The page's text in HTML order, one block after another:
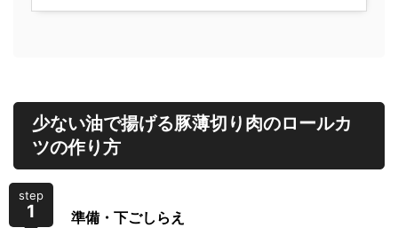
少ない油で揚げる豚薄切り肉のロールカ
ツの作り方
step
1 準備・下ごしらえ